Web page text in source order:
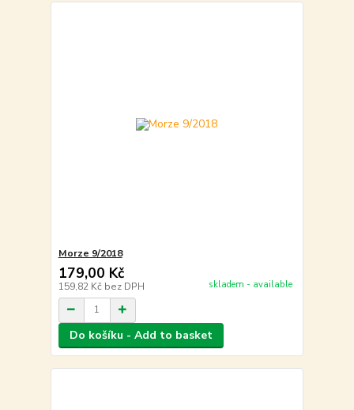
Morze 9/2018
179,00 Kč
159,82 Kč bez DPH skladem - available
Do košíku - Add to basket